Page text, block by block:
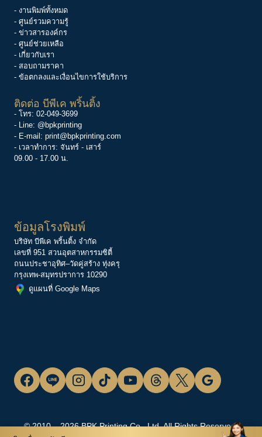
- งานพิมพ์ทั้งหมด
- ศูนย์รวมความรู้
- ข่าวสารองค์กร
- ศูนย์ช่วยเหลือ
- เกี่ยวกับเรา
- สอบถามราคา
- ข้อตกลงและเงื่อนไขการใช้บริการ
ติดต่อ บีพีเค พริ้นติ้ง
- โทร: 02-049-3699
- Line: @bpkprinting
- E-mail: print@bpkprinting.com
- เวลาทำการ: จันทร์ - เสาร์
09.00 - 17.00 น.
ข้อมูลโรงพิมพ์
บริษัท บีพีเค พริ้นติ้ง จำกัด
เลขที่ 951 สวนอุตสาหกรรมซิตี้
ถนนประชาอุทิศ–วัดคู่สร้าง ทุ่งครุ
กรุงเทพ-สมุทรปราการ 10290
ดูแผนที่ Google Maps
© 2010 – 2026 BPK Printing Co., Ltd. All Rights Reserved.